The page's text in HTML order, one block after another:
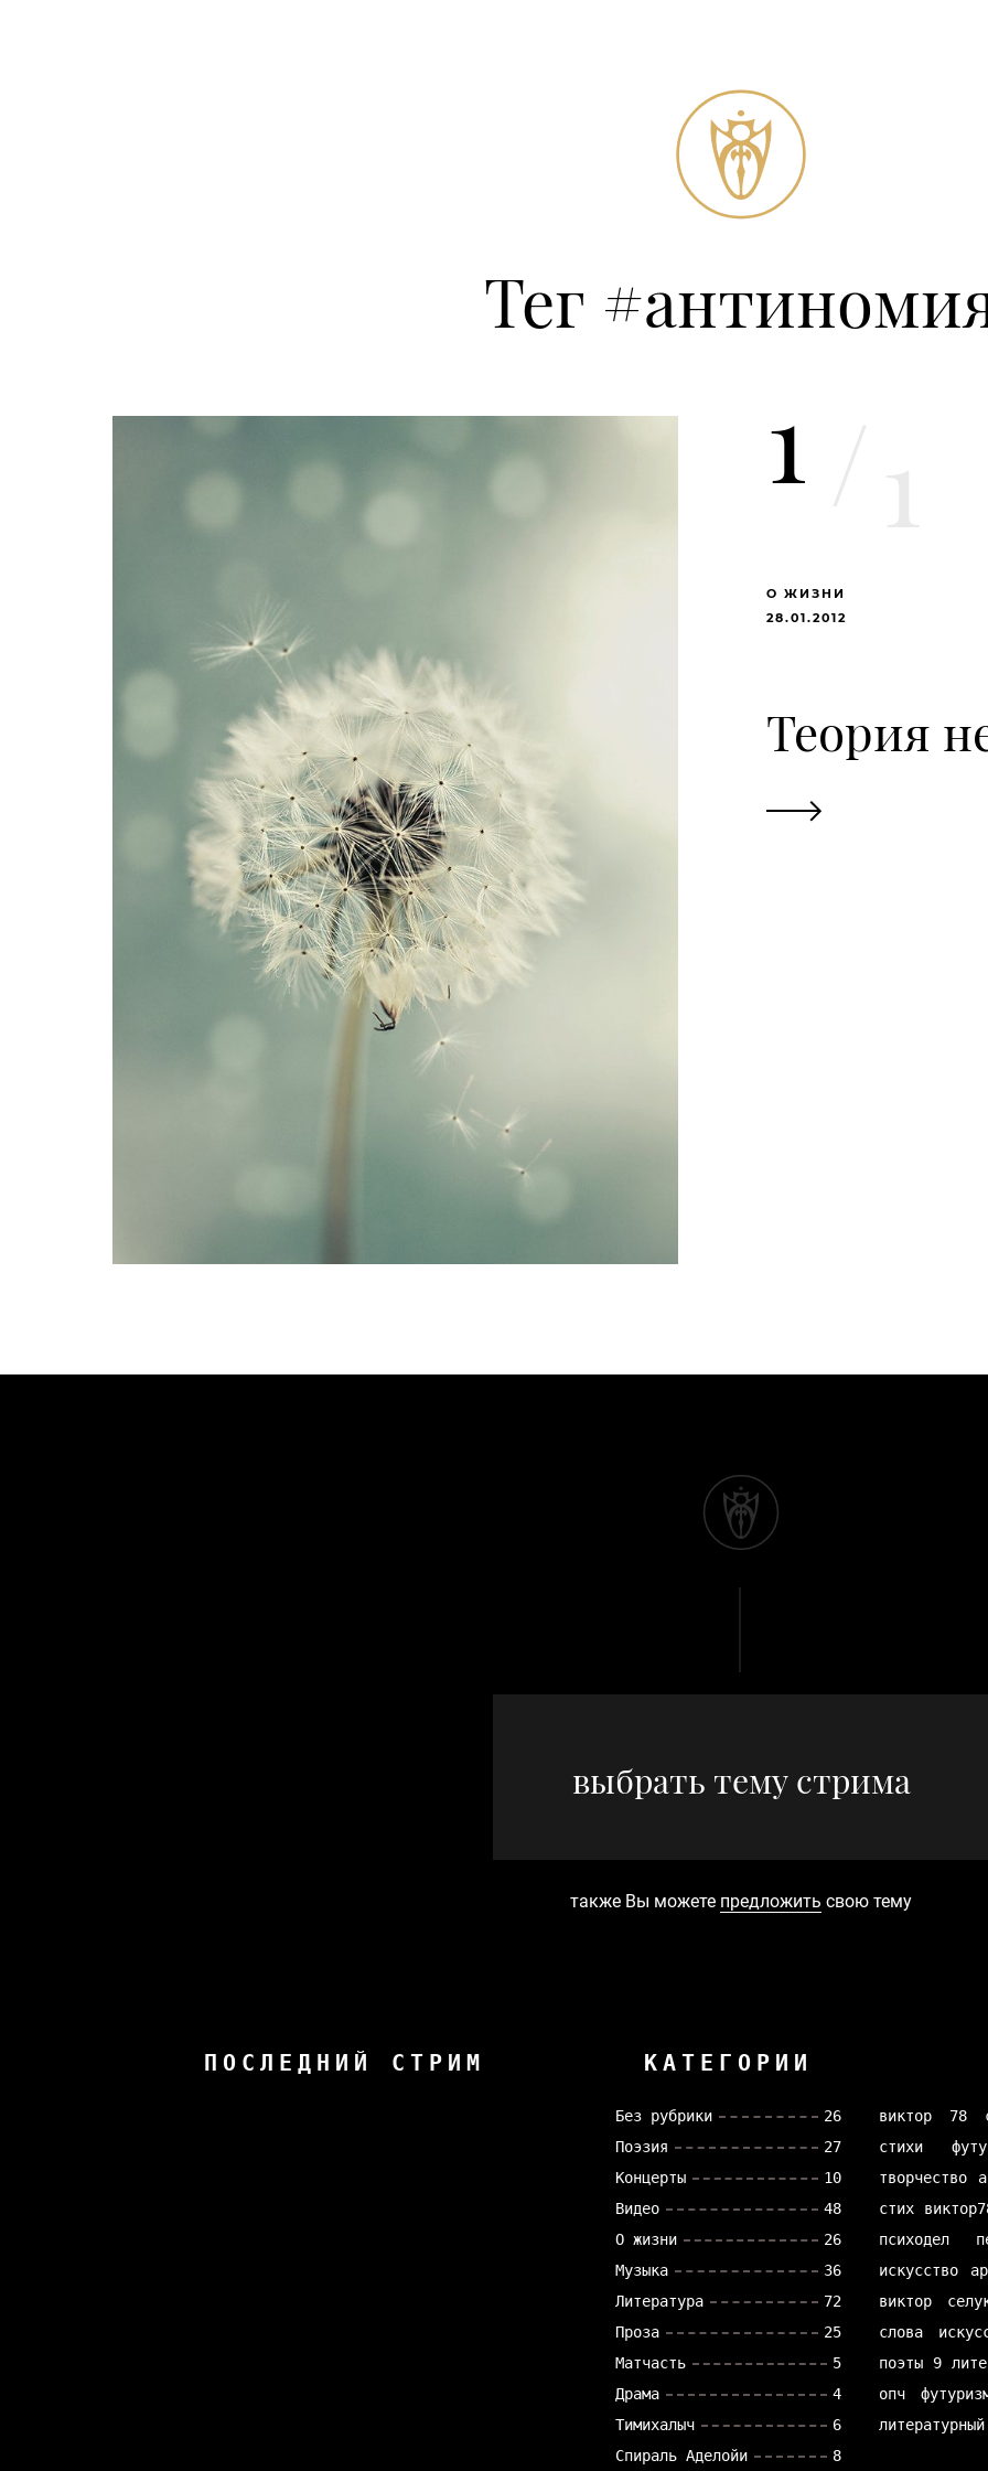
Тег
1
О ЖИЗНИ
28.01.2012
Теория
выбрать тему стрима
также Вы можете предложить свою тему
ПОСЛЕДНИЙ СТРИМ КАТЕГОРИИ
Без рубрики
26
Поэзия
27
Концерты
10
Видео
48
О жизни
26
Музыка
36
Литература
72
Проза
25
Матчасть
5
Драма
4
Тимихалыч
6
Спираль Аделойи
8
виктор 78
стихи
творчество
стих
психодел
искусство
виктор
слова
поэты
9
опч